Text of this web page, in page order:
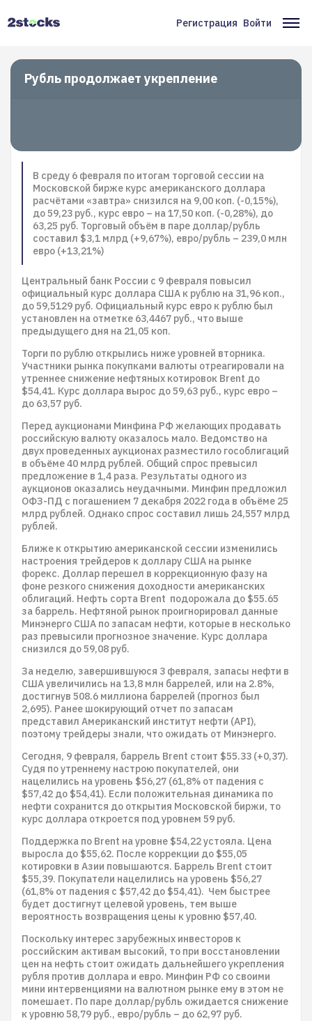
Меню
учётной
записи
Регистрация Войти
Рубль продолжает укрепление
В среду 6 февраля по итогам торговой сессии на
Московской бирже курс американского доллара
расчётами «завтра» снизился на 9,00 коп. (-0,15%),
до 59,23 руб., курс евро – на 17,50 коп. (-0,28%), до
63,25 руб. Торговый объём в паре доллар/рубль
составил $3,1 млрд (+9,67%), евро/рубль – 239,0 млн
евро (+13,21%)
Центральный банк России с 9 февраля повысил
официальный курс доллара США к рублю на 31,96 коп.,
до 59,5129 руб. Официальный курс евро к рублю был
установлен на отметке 63,4467 руб., что выше
предыдущего дня на 21,05 коп.
Торги по рублю открылись ниже уровней вторника.
Участники рынка покупками валюты отреагировали на
утреннее снижение нефтяных котировок Brent до
$54,41. Курс доллара вырос до 59,63 руб., курс евро –
до 63,57 руб.
Перед аукционами Минфина РФ желающих продавать
российскую валюту оказалось мало. Ведомство на
двух проведенных аукционах разместило гособлигаций
в объёме 40 млрд рублей. Общий спрос превысил
предложение в 1,4 раза. Результаты одного из
аукционов оказались неудачными. Минфин предложил
ОФЗ-ПД с погашением 7 декабря 2022 года в объёме 25
млрд рублей. Однако спрос составил лишь 24,557 млрд
рублей.
Ближе к открытию американской сессии изменились
настроения трейдеров к доллару США на рынке
форекс. Доллар перешел в коррекционную фазу на
фоне резкого снижения доходности американских
облигаций. Нефть сорта Brent подорожала до $55.65
за баррель. Нефтяной рынок проигнорировал данные
Минэнерго США по запасам нефти, которые в несколько
раз превысили прогнозное значение. Курс доллара
снизился до 59,08 руб.
За неделю, завершившуюся 3 февраля, запасы нефти в
США увеличились на 13,8 млн баррелей, или на 2.8%,
достигнув 508.6 миллиона баррелей (прогноз был
2,695). Ранее шокирующий отчет по запасам
представил Американский институт нефти (API),
поэтому трейдеры знали, что ожидать от Минэнерго.
Сегодня, 9 февраля, баррель Brent стоит $55.33 (+0,37).
Судя по утреннему настрою покупателей, они
нацелились на уровень $56,27 (61,8% от падения с
$57,42 до $54,41). Если положительная динамика по
нефти сохранится до открытия Московской биржи, то
курс доллара откроется под уровнем 59 руб.
Поддержка по Brent на уровне $54,22 устояла. Цена
выросла до $55,62. После коррекции до $55,05
котировки в Азии повышаются. Баррель Brent стоит
$55,39. Покупатели нацелились на уровень $56,27
(61,8% от падения с $57,42 до $54,41). Чем быстрее
будет достигнут целевой уровень, тем выше
вероятность возвращения цены к уровню $57,40.
Поскольку интерес зарубежных инвесторов к
российским активам высокий, то при восстановлении
цен на нефть стоит ожидать дальнейшего укрепления
рубля против доллара и евро. Минфин РФ со своими
мини интервенциями на валютном рынке ему в этом не
помешает. По паре доллар/рубль ожидается снижение
к уровню 58,79 руб., евро/рубль – до 62,97 руб.